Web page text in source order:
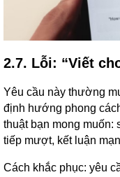
2.7. Lỗi: “Viết
Yêu cầu này thường
định hướng phong
thuật bạn mong muốn:
tiếp mượt, kết luận
Cách khắc phục: yêu